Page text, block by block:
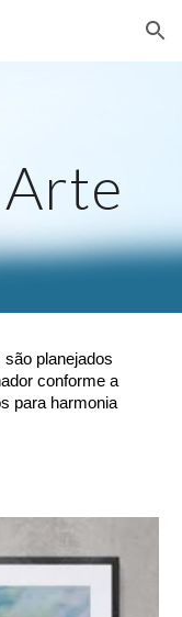
Skip to navigation
planejados
conforme a
para harmonia